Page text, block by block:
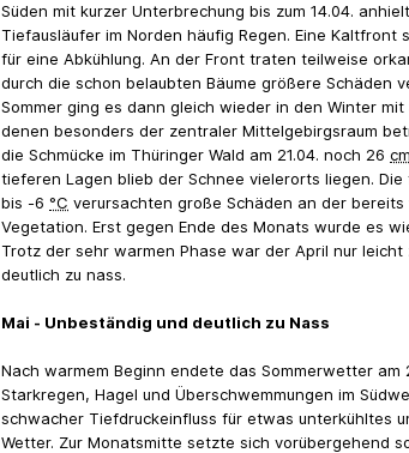
Süden mit kurzer Unterbrechung bis zum 14.04.
Tiefausläufer im Norden häufig Regen. Eine Kaltfront
für eine Abkühlung. An der Front traten teilweise
durch die schon belaubten Bäume größere Schäden
Sommer ging es dann gleich wieder in den Winter
denen besonders der zentraler Mittelgebirgsraum
die Schmücke im Thüringer Wald am 21.04. noch 26 cm
tieferen Lagen blieb der Schnee vielerorts liegen.
bis -6 °C verursachten große Schäden an der
Vegetation. Erst gegen Ende des Monats wurde es
Trotz der sehr warmen Phase war der April nur leicht
deutlich zu nass.
Mai - Unbeständig und deutlich zu Nass
Nach warmem Beginn endete das Sommerwetter am
Starkregen, Hagel und Überschwemmungen im
schwacher Tiefdruckeinfluss für etwas unterkühltes
Wetter. Zur Monatsmitte setzte sich vorübergehend